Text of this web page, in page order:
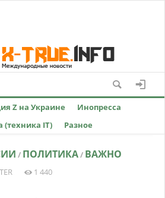
Z на Украине
Инопресса
(техника IT) Разное
/ ПОЛИТИКА/ ВАЖНО
1 440